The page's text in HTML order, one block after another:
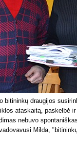
bitininkų draugijos
ataskaitą, paskelbė
nebuvo
Milda,